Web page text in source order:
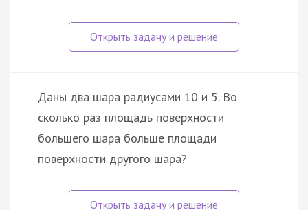
Даны два шара радиусами 10 и 5. Во
сколько раз площадь поверхности
большего шара больше площади
поверхности другого шара?